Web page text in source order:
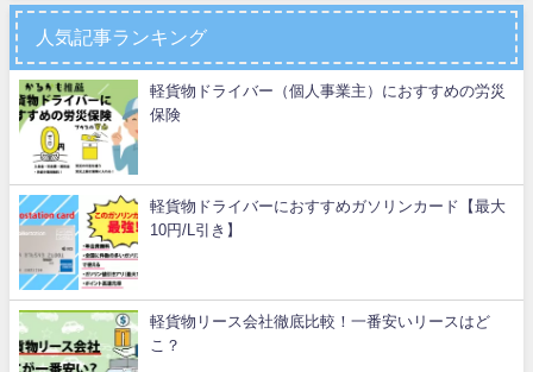
人気記事ランキング
軽貨物ドライバー（個人事業主）におすすめの労災
保険
軽貨物ドライバーにおすすめガソリンカード【最大
10円/L引き】
軽貨物リース会社徹底比較！一番安いリースはど
こ？